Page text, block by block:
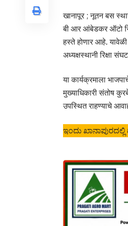
खानापूर ; नूतन बस
बी आर आंबेडकर ऑटो
हस्ते होणार आहे.
अध्यक्षस्थानी रिक्षा
या कार्यक्रमाला
मुख्याधिकारी संतोष
उपस्थित राहण्याचे
ಇಂದು